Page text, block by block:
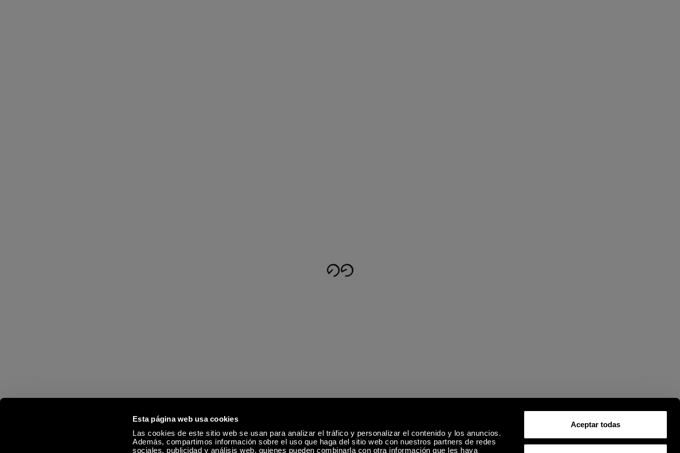
Esta página web usa cookies
Las cookies de este sitio web se usan para analizar el tráfico y personalizar el contenido y los anuncios.
Además, compartimos información sobre el uso que haga del sitio web con nuestros partners de redes
sociales, publicidad y análisis web, quienes pueden combinarla con otra información que les haya
Aceptar todas